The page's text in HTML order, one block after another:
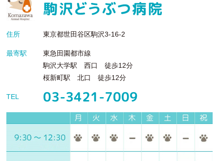
住所 東京都世田谷区駒沢3-16-2
最寄駅
東急田園都市線
駒沢大学駅 西口 徒歩12分
桜新町駅 北口 徒歩12分
TEL 03-3421-7009